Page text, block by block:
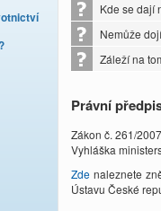
Kde se dají
Nemůže
Záleží na
Právní
Zákon č. 261/
Vyhláška
Zde naleznete
Ústavu České